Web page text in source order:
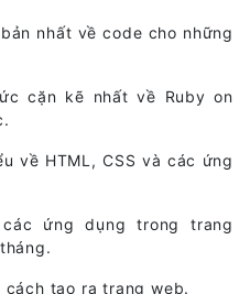
nhất về code cho những
cặn kẽ nhất về Ruby on
về HTML, CSS và các ứng
các ứng dụng trong trang
cách tạo ra trang web.